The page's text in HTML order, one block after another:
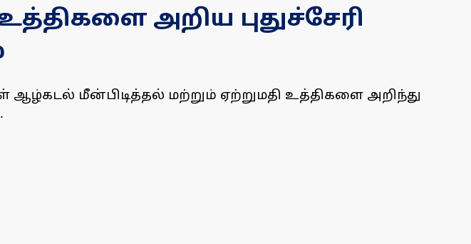
அறிய புதுச்சேரி
ஆழ்கடல் மீன்பிடித்தல் மற்றும் ஏற்றுமதி உத்திகளை அறிந்து